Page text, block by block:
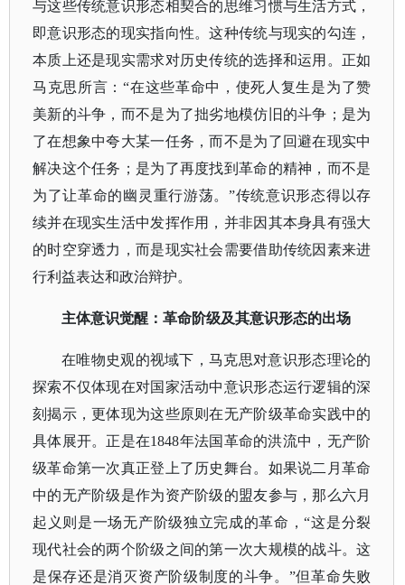
与这些传统意识形态相契合的思维习惯与生活方式，
即意识形态的现实指向性。这种传统与现实的勾连，
本质上还是现实需求对历史传统的选择和运用。正如
马克思所言：“在这些革命中，使死人复生是为了赞
美新的斗争，而不是为了拙劣地模仿旧的斗争；是为
了在想象中夸大某一任务，而不是为了回避在现实中
解决这个任务；是为了再度找到革命的精神，而不是
为了让革命的幽灵重行游荡。”传统意识形态得以存
续并在现实生活中发挥作用，并非因其本身具有强大
的时空穿透力，而是现实社会需要借助传统因素来进
行利益表达和政治辩护。
主体意识觉醒：革命阶级及其意识形态的出场
在唯物史观的视域下，马克思对意识形态理论的
探索不仅体现在对国家活动中意识形态运行逻辑的深
刻揭示，更体现为这些原则在无产阶级革命实践中的
具体展开。正是在1848年法国革命的洪流中，无产阶
级革命第一次真正登上了历史舞台。如果说二月革命
中的无产阶级是作为资产阶级的盟友参与，那么六月
起义则是一场无产阶级独立完成的革命，“这是分裂
现代社会的两个阶级之间的第一次大规模的战斗。这
是保存还是消灭资产阶级制度的斗争。”但革命失败